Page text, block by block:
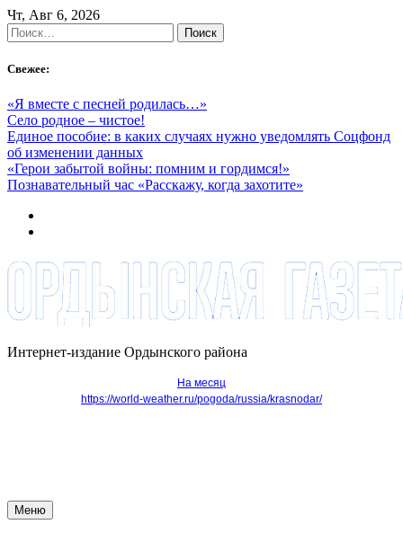
Skip
to
content
Чт, Авг 6, 2026
Найти:
Свежее:
«Я вместе с песней родилась…»
Село родное – чистое!
Единое пособие: в каких случаях нужно уведомлять Соцфонд
об изменении данных
«Герои забытой войны: помним и гордимся!»
Познавательный час «Расскажу, когда захотите»
Интернет-издание Ордынского района
На месяц
https://world-weather.ru/pogoda/russia/krasnodar/
Меню